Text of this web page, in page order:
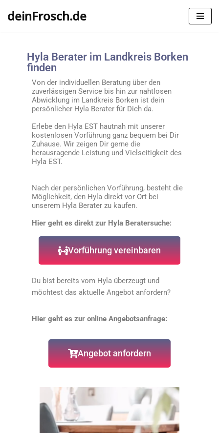
deinFrosch.de
Hyla Berater im Landkreis Borken
finden
Von der individuellen Beratung über den
zuverlässigen Service bis hin zur nahtlosen
Abwicklung im Landkreis Borken ist dein
persönlicher Hyla Berater für Dich da.
Erlebe den Hyla EST hautnah mit unserer
kostenlosen Vorführung ganz bequem bei Dir
Zuhause. Wir zeigen Dir gerne die
herausragende Leistung und Vielseitigkeit des
Hyla EST.
Nach der persönlichen Vorführung, besteht die
Möglichkeit, den Hyla direkt vor Ort bei
unserem Hyla Berater zu kaufen.
Hier geht es direkt zur Hyla Beratersuche:
Vorführung vereinbaren
Du bist bereits vom Hyla überzeugt und
möchtest das aktuelle Angebot anfordern?
Hier geht es zur online Angebotsanfrage:
Angebot anfordern